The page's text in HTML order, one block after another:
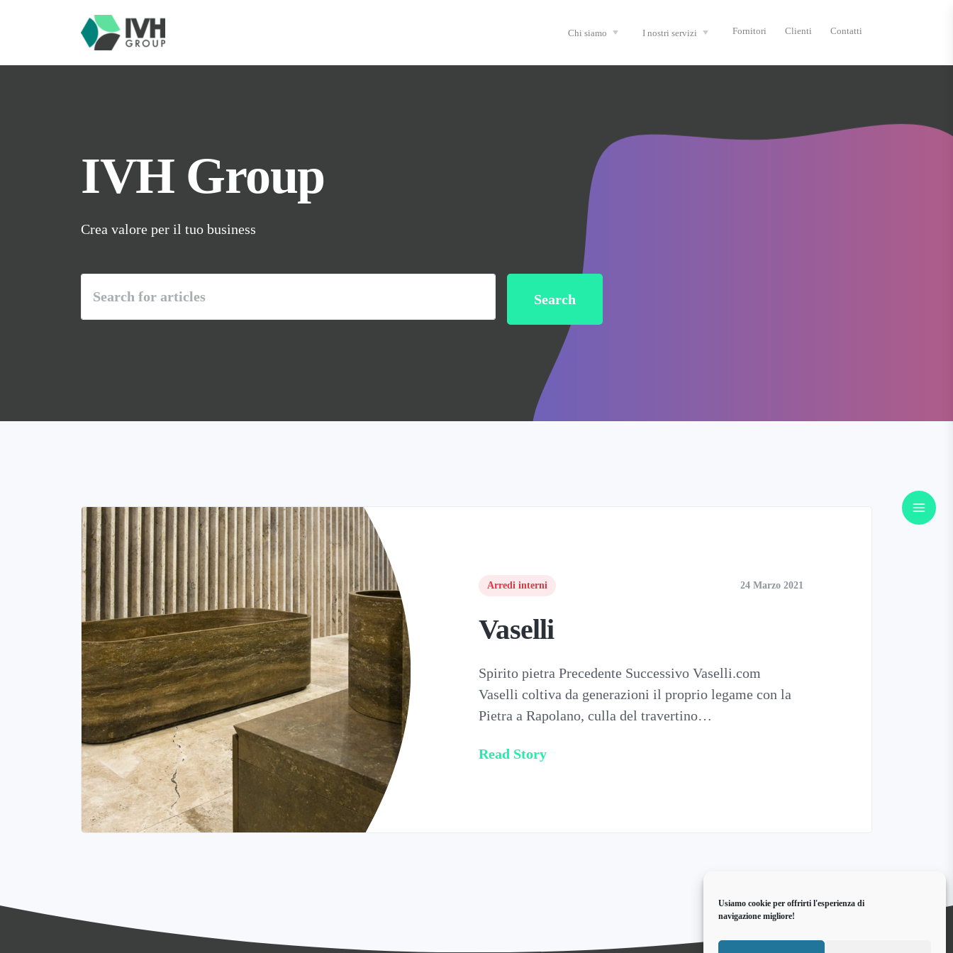
Usiamo cookie per offrirti l'esperienza di
navigazione migliore!
Chi siamo I nostri servizi Fornitori Clienti Contatti
IVH Group
Crea valore per il tuo business
Search
Arredi interni 24 Marzo 2021
Vaselli
Spirito pietra Precedente Successivo Vaselli.com
Vaselli coltiva da generazioni il proprio legame con la
Pietra a Rapolano, culla del travertino…
Read Story